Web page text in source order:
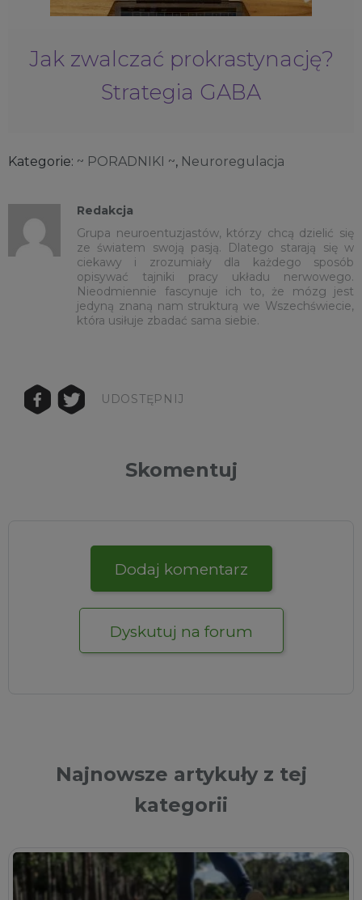
Jak zwalczać prokrastynację?
Strategia GABA
Kategorie: ~ PORADNIKI ~, Neuroregulacja
Redakcja
Grupa neuroentuzjastów, którzy chcą dzielić się
ze światem swoją pasją. Dlatego starają się w
ciekawy i zrozumiały dla każdego sposób
opisywać tajniki pracy układu nerwowego.
Nieodmiennie fascynuje ich to, że mózg jest
jedyną znaną nam strukturą we Wszechświecie,
która usiłuje zbadać sama siebie.
UDOSTĘPNIJ
Skomentuj
Dodaj komentarz
Dyskutuj na forum
Najnowsze artykuły z tej
kategorii